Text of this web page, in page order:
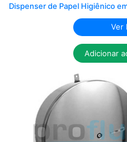
Dispenser de Papel Higiênico
Ver
Adicionar